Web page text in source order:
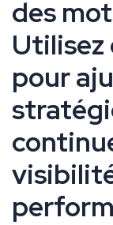
des
Utilisez
pour